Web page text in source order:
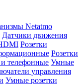
Netatmo
Датчики движения
Розетки
Розетки
телефонные Умные
управления
Умные розетки